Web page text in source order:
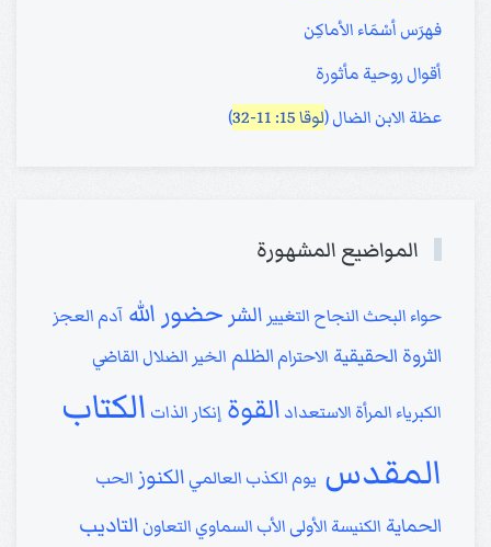
فهرَس أسْمَاء الأماكِن
أقوال روحية مأثورة
عظة الابن الضال (لوقا 15: 11-32 )
المواضيع المشهورة
حواء البحث النجاح التغيير الشر حضور الله آدم العجز
الثروة الحقيقية الاحترام الظلم الخير الضلال القاضي
الكبرياء المرأة الاستعداد القوة إنكار الذات الكتاب
المقدس يوم الكذب العالمي الكنوز الحب
الحماية الكنيسة الأولى الأب السماوي التعاون التاديب